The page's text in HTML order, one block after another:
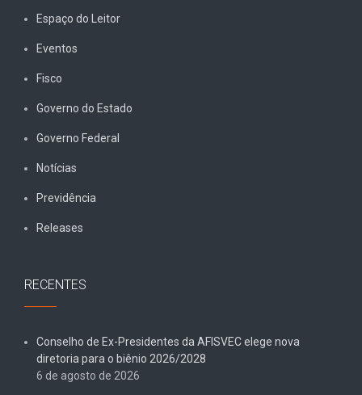
Espaço do Leitor
Eventos
Fisco
Governo do Estado
Governo Federal
Notícias
Previdência
Releases
RECENTES
Conselho de Ex-Presidentes da AFISVEC elege nova
diretoria para o biênio 2026/2028
6 de agosto de 2026